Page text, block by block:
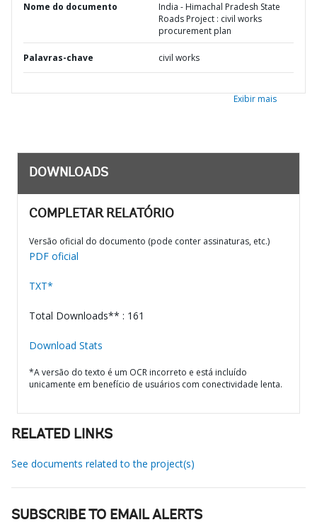
Nome do documento
India - Himachal Pradesh State
Roads Project : civil works
procurement plan
Palavras-chave civil works
Exibir mais
DOWNLOADS
COMPLETAR RELATÓRIO
Versão oficial do documento (pode conter assinaturas, etc.)
PDF oficial
TXT*
Total Downloads** : 161
Download Stats
*A versão do texto é um OCR incorreto e está incluído
unicamente em benefício de usuários com conectividade lenta.
RELATED LINKS
See documents related to the project(s)
SUBSCRIBE TO EMAIL ALERTS